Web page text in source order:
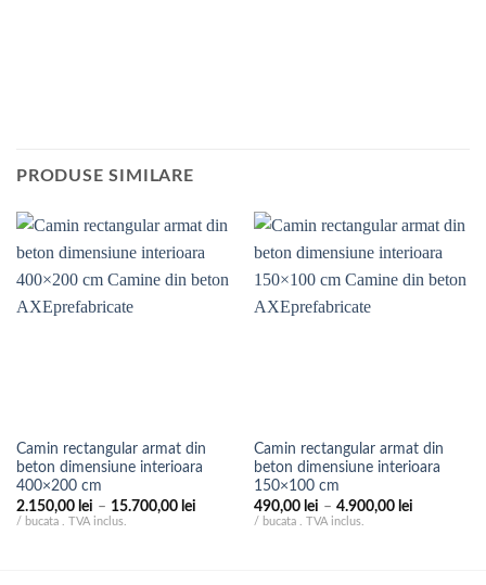
PRODUSE SIMILARE
Camin rectangular armat din
beton dimensiune interioara
400×200 cm
2.150,00 lei – 15.700,00 leiInterval
/ bucata . TVA inclus.
Camin rectangular armat din
beton dimensiune interioara
150×100 cm
490,00 lei – 4.900,00 leiInterval
/ bucata . TVA inclus.